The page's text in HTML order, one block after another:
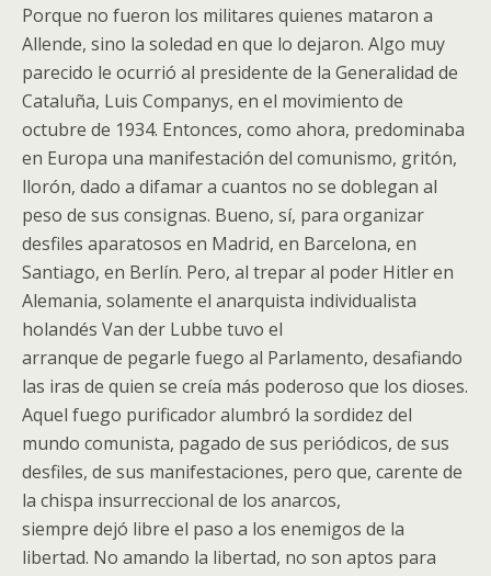
Porque no fueron los militares quienes mataron a
Allende, sino la soledad en que lo dejaron. Algo muy
parecido le ocurrió al presidente de la Generalidad de
Cataluña, Luis Companys, en el movimiento de
octubre de 1934. Entonces, como ahora, predominaba
en Europa una manifestación del comunismo, gritón,
llorón, dado a difamar a cuantos no se doblegan al
peso de sus consignas. Bueno, sí, para organizar
desfiles aparatosos en Madrid, en Barcelona, en
Santiago, en Berlín. Pero, al trepar al poder Hitler en
Alemania, solamente el anarquista individualista
holandés Van der Lubbe tuvo el
arranque de pegarle fuego al Parlamento, desafiando
las iras de quien se creía más poderoso que los dioses.
Aquel fuego purificador alumbró la sordidez del
mundo comunista, pagado de sus periódicos, de sus
desfiles, de sus manifestaciones, pero que, carente de
la chispa insurreccional de los anarcos,
siempre dejó libre el paso a los enemigos de la
libertad. No amando la libertad, no son aptos para